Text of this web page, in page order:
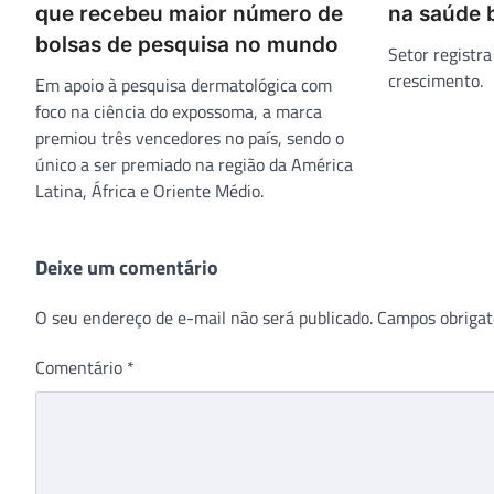
que recebeu maior número de
bolsas de pesquisa no mundo
Em apoio à pesquisa dermatológica com
foco na ciência do expossoma, a marca
premiou três vencedores no país, sendo o
único a ser premiado na região da América
Latina, África e Oriente Médio.
na saúde
Setor
crescimento.
Deixe um comentário
O seu endereço de e-mail não será publicado. Campos
Comentário *